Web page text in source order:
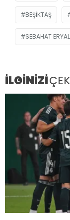
BEŞIKTAŞ
SEBAHAT
İLGİNİZİ